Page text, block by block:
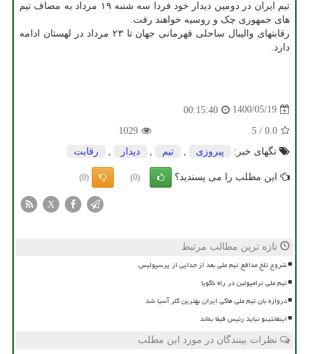
تیم ایران در دومین دیدار خود فردا سه شنبه ۱۹ مرداد به مصاف تیم
های جمهوری چک و روسیه خواهند رفت.
رقابتهای والیبال ساحلی قهرمانی جهان تا ۲۳ مرداد در لهستان ادامه
دارد.
1400/05/19
00:15:40
0.0
/
5
1029
تگهای خبر:
پیروزی تیم دیدار رقابت
این مطلب را می پسندید؟ (0)
(0)
X
تازه ترین مطالب مرتبط
شروع تلخ مدافع تیم ملی بعد از جدایی از پرسپولیس
تیم ملی ترامپولین در راه ناگویا
دروازه بان تیم ملی هاکی ایران بهترین گلر آسیا شد
اینفانتینو نباید رئیس فیفا بماند
نظرات بینندگان در مورد این مطلب